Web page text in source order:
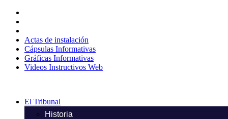
contenido
Actas de instalación
Cápsulas Informativas
Gráficas Informativas
Videos Instructivos Web
El Tribunal
Historia